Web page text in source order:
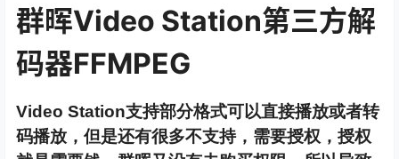
群晖Video Station第三方解
码器FFMPEG
Video Station支持部分格式可以直接播放或者转
码播放，但是还有很多不支持，需要授权，授权